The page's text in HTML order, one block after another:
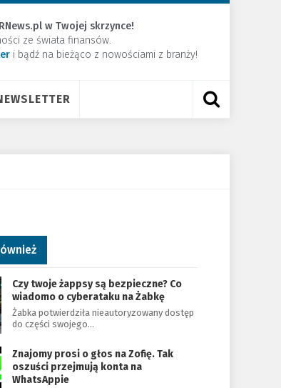
w Twojej skrzynce!
ze świata finansów.
​i bądź na bieżąco z nowościami z branży!
Czy twoje żappsy są bezpieczne? Co
wiadomo o cyberataku na Żabkę
Żabka potwierdziła nieautoryzowany dostęp
do części swojego…
Znajomy prosi o głos na Zofię. Tak
oszuści przejmują konta na
WhatsAppie